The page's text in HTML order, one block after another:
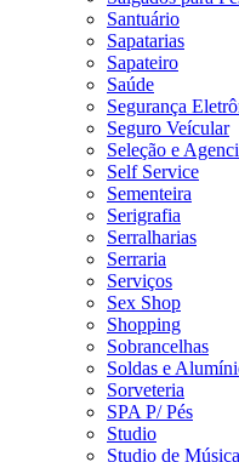
Santuário
Sapatarias
Sapateiro
Saúde
Segurança
Seguro Veícular
Seleção e
Self Service
Sementeira
Serigrafia
Serralharias
Serraria
Serviços
Sex Shop
Shopping
Sobrancelhas
Soldas e
Sorveteria
SPA P/ Pés
Studio
Studio de Música